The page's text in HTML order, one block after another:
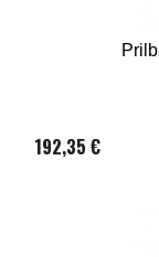
192,35 €